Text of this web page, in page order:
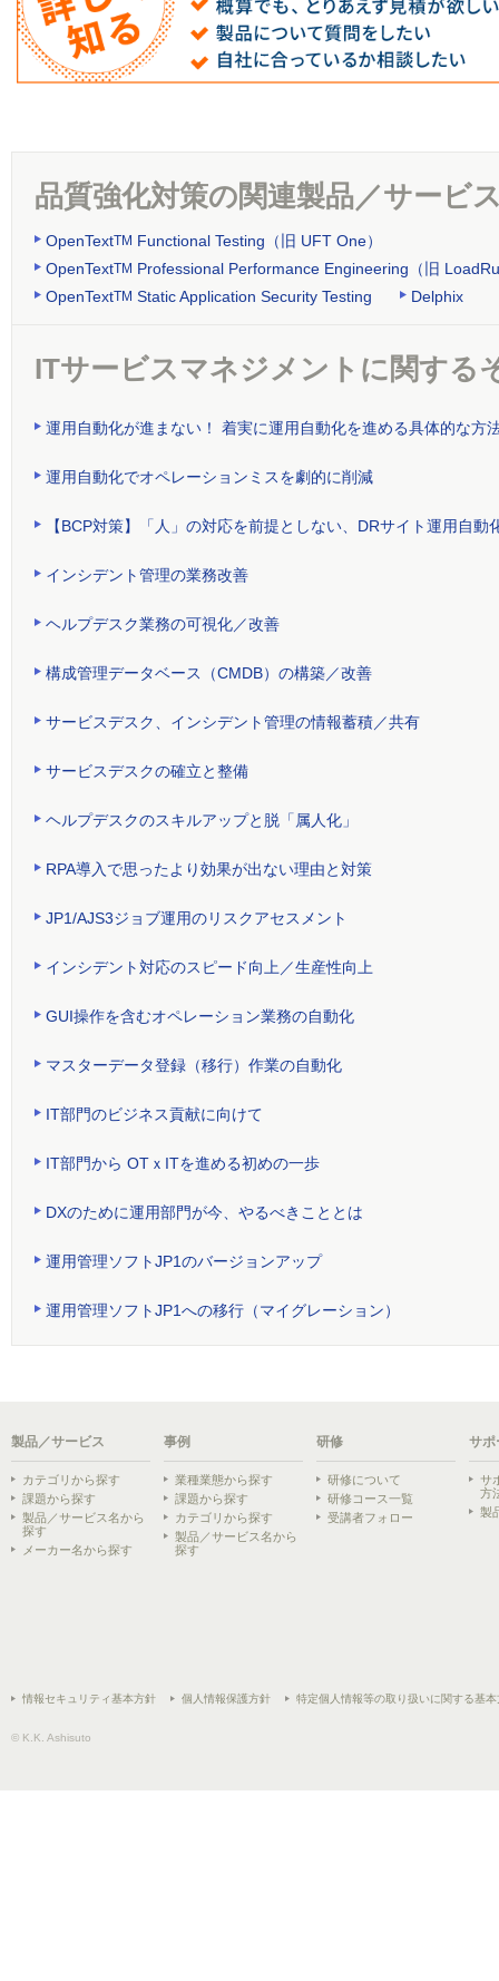
品質強化対策の関連製品／サービ
OpenText TM Functional Testing（旧 UFT One）
OpenText TM Professional Performance Engineering（旧
OpenText TM Static Application Security Testing Delphix
ITサービスマネジメントに関する
運用自動化が進まない！ 着実に運用自動化を進める具体的な方
運用自動化でオペレーションミスを劇的に削減
【BCP対策】「人」の対応を前提としない、DRサイト運用自動
インシデント管理の業務改善
ヘルプデスク業務の可視化／改善
構成管理データベース（CMDB）の構築／改善
サービスデスク、インシデント管理の情報蓄積／共有
サービスデスクの確立と整備
ヘルプデスクのスキルアップと脱「属人化」
RPA導入で思ったより効果が出ない理由と対策
JP1/AJS3ジョブ運用のリスクアセスメント
インシデント対応のスピード向上／生産性向上
GUI操作を含むオペレーション業務の自動化
マスターデータ登録（移行）作業の自動化
IT部門のビジネス貢献に向けて
IT部門から OTｘITを進める初めの一歩
DXのために運用部門が今、やるべきこととは
運用管理ソフトJP1のバージョンアップ
運用管理ソフトJP1への移行（マイグレーション）
製品／サービス
カテゴリから探す
課題から探す
製品／サービス名から
探す
メーカー名から探す
事例
業種業態から探す
課題から探す
カテゴリから探す
製品／サービス名から
探す
研修
研修について
研修コース一覧
受講者フォロー
サポ
サ
方
製
情報セキュリティ基本方針 個人情報保護方針 特定個人情報等の取り扱いに関する基本
© K.K. Ashisuto